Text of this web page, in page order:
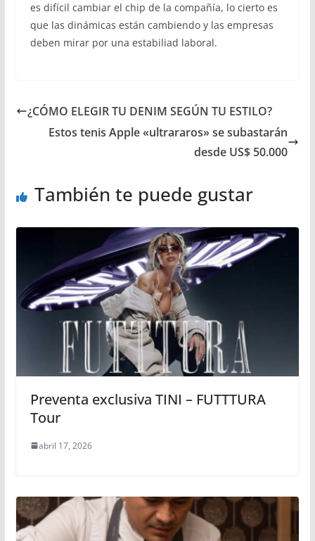
es difícil cambiar el chip de la compañía, lo cierto es
que las dinámicas están cambiendo y las empresas
deben mirar por una estabiliad laboral.
¿CÓMO ELEGIR TU DENIM SEGÚN TU ESTILO?
Estos tenis Apple «ultrararos» se subastarán
desde US$ 50.000
También te puede gustar
Preventa exclusiva TINI – FUTTTURA
Tour
abril 17, 2026